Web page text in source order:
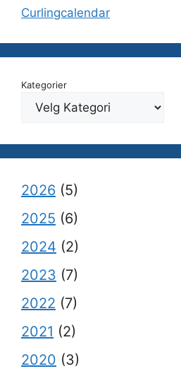
Curlingcalendar
Kategorier
2026 (5)
2025 (6)
2024 (2)
2023 (7)
2022 (7)
2021 (2)
2020 (3)